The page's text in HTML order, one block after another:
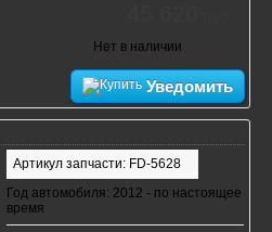
Нет в наличии
Уведомить
Артикул запчасти: FD-5628
Год автомобиля: 2012 - по настоящее
время